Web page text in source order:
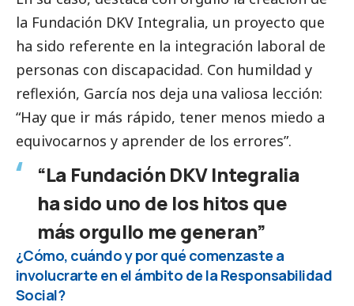
la Fundación DKV Integralia, un proyecto que
ha sido referente en la integración laboral de
personas con discapacidad. Con humildad y
reflexión, García nos deja una valiosa lección:
“Hay que ir más rápido, tener menos miedo a
equivocarnos y aprender de los errores”.
“La Fundación DKV Integralia
ha sido uno de los hitos que
más orgullo me generan”
¿Cómo, cuándo y por qué comenzaste a
involucrarte en el ámbito de la Responsabilidad
Social?